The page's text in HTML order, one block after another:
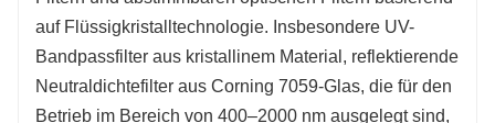
auf Flüssigkristalltechnologie. Insbesondere UV-
Bandpassfilter aus kristallinem Material, reflektierende
Neutraldichtefilter aus Corning 7059-Glas, die für den
Betrieb im Bereich von 400–2000 nm ausgelegt sind,